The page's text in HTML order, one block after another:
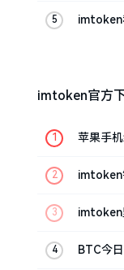
imtoken
imtoken官方
苹果手
imtoken
imtoken
BTC今